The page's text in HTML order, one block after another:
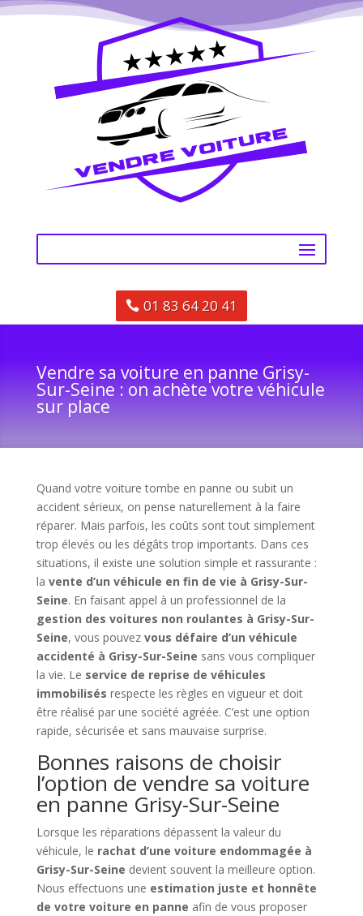
01 83 64 20 41
Vendre sa voiture en panne Grisy-
Sur-Seine : on achète votre véhicule
sur place
Quand votre voiture tombe en panne ou subit un
accident sérieux, on pense naturellement à la faire
réparer. Mais parfois, les coûts sont tout simplement
trop élevés ou les dégâts trop importants. Dans ces
situations, il existe une solution simple et rassurante :
la vente d’un véhicule en fin de vie à Grisy-Sur-
Seine. En faisant appel à un professionnel de la
gestion des voitures non roulantes à Grisy-Sur-
Seine, vous pouvez vous défaire d’un véhicule
accidenté à Grisy-Sur-Seine sans vous compliquer
la vie. Le service de reprise de véhicules
immobilisés respecte les règles en vigueur et doit
être réalisé par une société agréée. C’est une option
rapide, sécurisée et sans mauvaise surprise.
Bonnes raisons de choisir
l’option de vendre sa voiture
en panne Grisy-Sur-Seine
Lorsque les réparations dépassent la valeur du
véhicule, le rachat d’une voiture endommagée à
Grisy-Sur-Seine devient souvent la meilleure option.
Nous effectuons une estimation juste et honnête
de votre voiture en panne afin de vous proposer